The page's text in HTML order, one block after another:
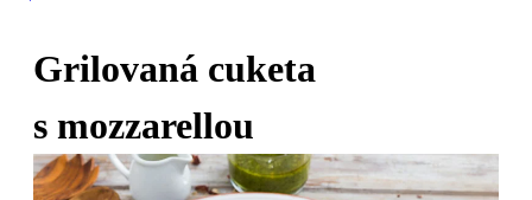
Grilovaná cuketa
s mozzarellou